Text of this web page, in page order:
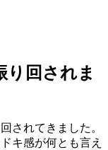
り回されま
されてきました。
キ感が何とも言え